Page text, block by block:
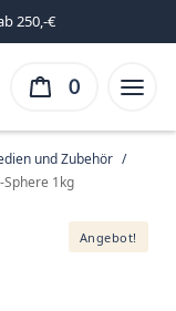
250,-€
0
und Zubehör /
Sphere 1kg
Angebot!